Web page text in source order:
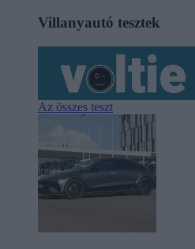
Villanyautó tesztek
Az összes teszt